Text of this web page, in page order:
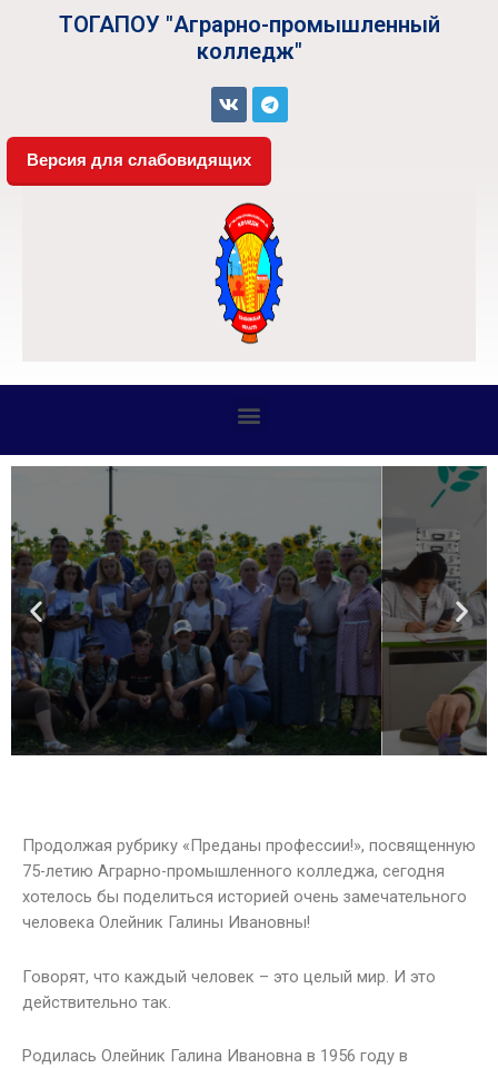
ТОГАПОУ "Аграрно-промышленный
колледж"
Версия для слабовидящих
Продолжая рубрику «Преданы профессии!», посвященную
75-летию Аграрно-промышленного колледжа, сегодня
хотелось бы поделиться историей очень замечательного
человека Олейник Галины Ивановны!
Говорят, что каждый человек – это целый мир. И это
действительно так.
Родилась Олейник Галина Ивановна в 1956 году в